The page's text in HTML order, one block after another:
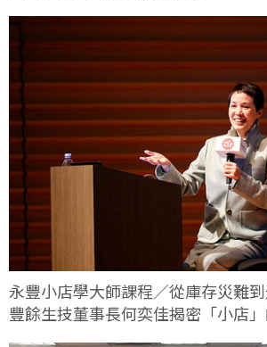
永豐小店學大師課程／從庫存災難
豐餘生技董事長何奕佳揭密「小店